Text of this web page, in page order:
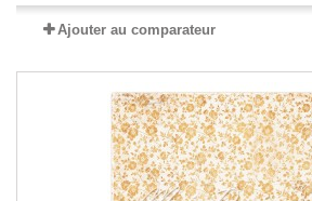
Ajouter au comparateur